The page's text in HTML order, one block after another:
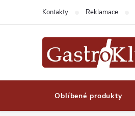
Kontakty Reklamace
Oblíbené produkty